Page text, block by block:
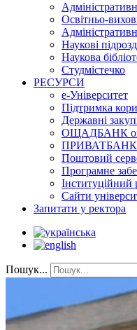
Освітньо-
Наукові
Наукова
Студмістечко
РЕСУРСИ
е-Університет
Підтримка
Державні
ОЩАДБАНК
ПРИВАТБАНК
Поштовий
Програмне
Інституційний
Сайти
Запитати у ректора
Пошук...